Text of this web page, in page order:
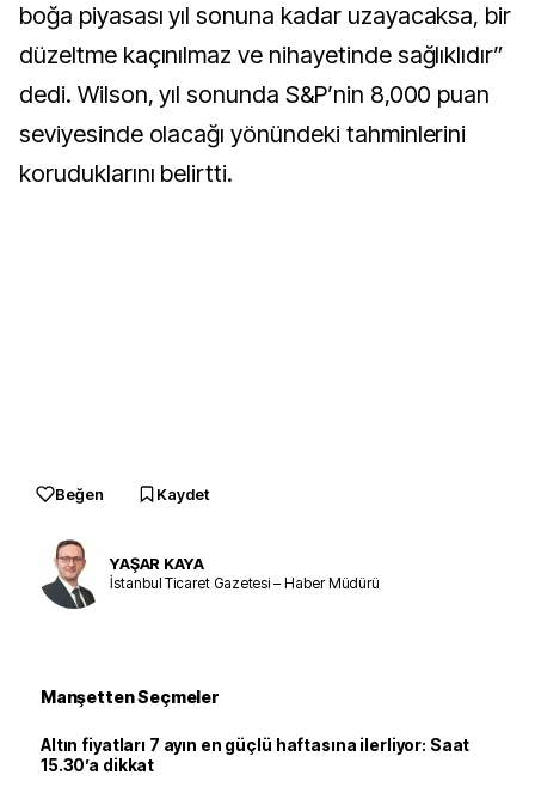
boğa piyasası yıl sonuna kadar uzayacaksa, bir
düzeltme kaçınılmaz ve nihayetinde sağlıklıdır”
dedi. Wilson, yıl sonunda S&P’nin 8,000 puan
seviyesinde olacağı yönündeki tahminlerini
koruduklarını belirtti.
Beğen Kaydet
YAŞAR KAYA
İstanbul Ticaret Gazetesi – Haber Müdürü
Manşetten Seçmeler
Altın fiyatları 7 ayın en güçlü haftasına ilerliyor: Saat
15.30’a dikkat